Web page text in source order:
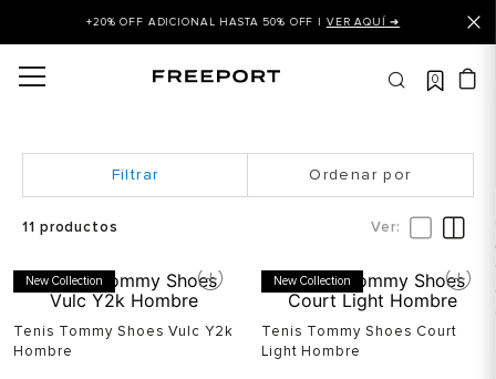
+20% OFF ADICIONAL HASTA 50% OFF | VER AQUÍ ➜
0
Ordenar por
11 productos
New Collection
Tenis Tommy Shoes Vulc Y2k
Hombre
New Collection
Tenis Tommy Shoes Court
Light Hombre
puma